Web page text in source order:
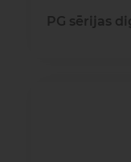
PG sērijas